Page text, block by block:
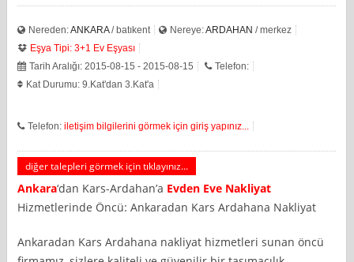
Nereden:ANKARA/ batıkent Nereye:ARDAHAN / merkez
Eşya Tipi: 3+1 Ev Eşyası
Tarih Aralığı: 2015-08-15 - 2015-08-15
Telefon:
Kat Durumu: 9.Kat'dan 3.Kat'a
Telefon:iletişim bilgilerini görmek için giriş yapınız...
diğer talepleri görmek için tıklayınız...
Ankara‘dan Kars-Ardahan’a Evden Eve Nakliyat
Hizmetlerinde Öncü: Ankaradan Kars Ardahana Nakliyat
Ankaradan Kars Ardahana nakliyat hizmetleri sunan öncü